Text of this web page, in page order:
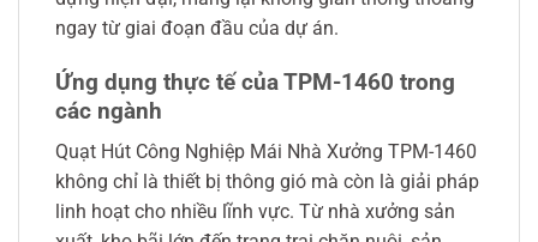
ngay từ giai đoạn đầu của dự án.
Ứng dụng thực tế của TPM-1460 trong
các ngành
Quạt Hút Công Nghiệp Mái Nhà Xưởng TPM-1460
không chỉ là thiết bị thông gió mà còn là giải pháp
linh hoạt cho nhiều lĩnh vực. Từ nhà xưởng sản